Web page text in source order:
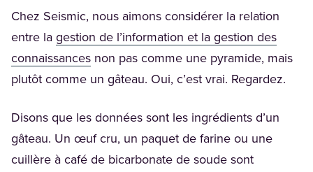
Chez Seismic, nous aimons considérer la relation
entre la gestion de l’information et la gestion des
connaissances(Opens in a new tab)
non pas comme une pyramide, mais
plutôt comme un gâteau. Oui, c’est vrai. Regardez.
Disons que les données sont les ingrédients d’un
gâteau. Un œuf cru, un paquet de farine ou une
cuillère à café de bicarbonate de soude sont